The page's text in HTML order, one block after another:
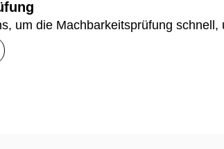
um die Machbarkeitsprüfung